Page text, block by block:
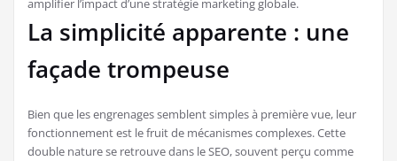
amplifier l’impact d’une stratégie marketing globale.
La simplicité apparente : une
façade trompeuse
Bien que les engrenages semblent simples à première vue, leur
fonctionnement est le fruit de mécanismes complexes. Cette
double nature se retrouve dans le SEO, souvent perçu comme